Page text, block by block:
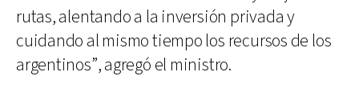
rutas, alentando a la inversión privada y
cuidando al mismo tiempo los recursos de los
argentinos”, agregó el ministro.